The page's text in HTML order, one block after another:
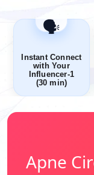
🗣️
Instant Connect
with Your
Influencer-1
(30 min)
Apne